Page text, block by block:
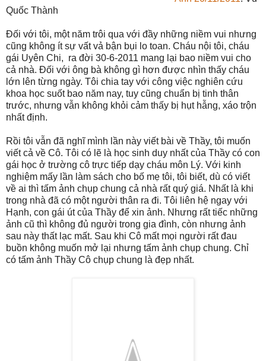
Quốc Thành
Đối với tôi, một năm trôi qua với đầy những niềm vui nhưng
cũng không ít sự vất vả bận bụi lo toan. Cháu nội tôi, cháu
gái Uyên Chi, ra đời 30-6-2011 mang lại bao niềm vui cho
cả nhà. Đối với ông bà không gì hơn được nhìn thấy cháu
lớn lên từng ngày. Tôi chia tay với công việc nghiên cứu
khoa học suốt bao năm nay, tuy cũng chuẩn bị tinh thân
trước, nhưng vẫn không khỏi cảm thấy bị hụt hẫng, xáo trộn
nhất định.
Rồi tôi vẫn đã nghĩ mình lần này viết bài về Thầy, tôi muốn
viết cả về Cô. Tôi có lẽ là học sinh duy nhất của Thầy có con
gái học ở trường cô trực tiếp dạy cháu môn Lý. Với kinh
nghiệm mấy lần làm sách cho bố mẹ tôi, tôi biết, dù có viết
về ai thì tấm ảnh chụp chung cả nhà rất quý giá. Nhất là khi
trong nhà đã có một người thân ra đi. Tôi liên hệ ngay với
Hạnh, con gái út của Thầy để xin ảnh. Nhưng rất tiếc những
ảnh cũ thì không đủ người trong gia đình, còn nhưng ảnh
sau này thất lạc mất. Sau khi Cô mất mọi người rất đau
buồn không muốn mở lại nhưng tấm ảnh chụp chung. Chỉ
có tấm ảnh Thầy Cô chụp chung là đẹp nhất.